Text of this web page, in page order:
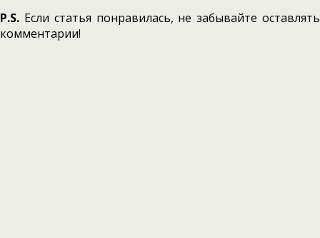
P.S. Если статья понравилась, не забывайте оставлять
комментарии!